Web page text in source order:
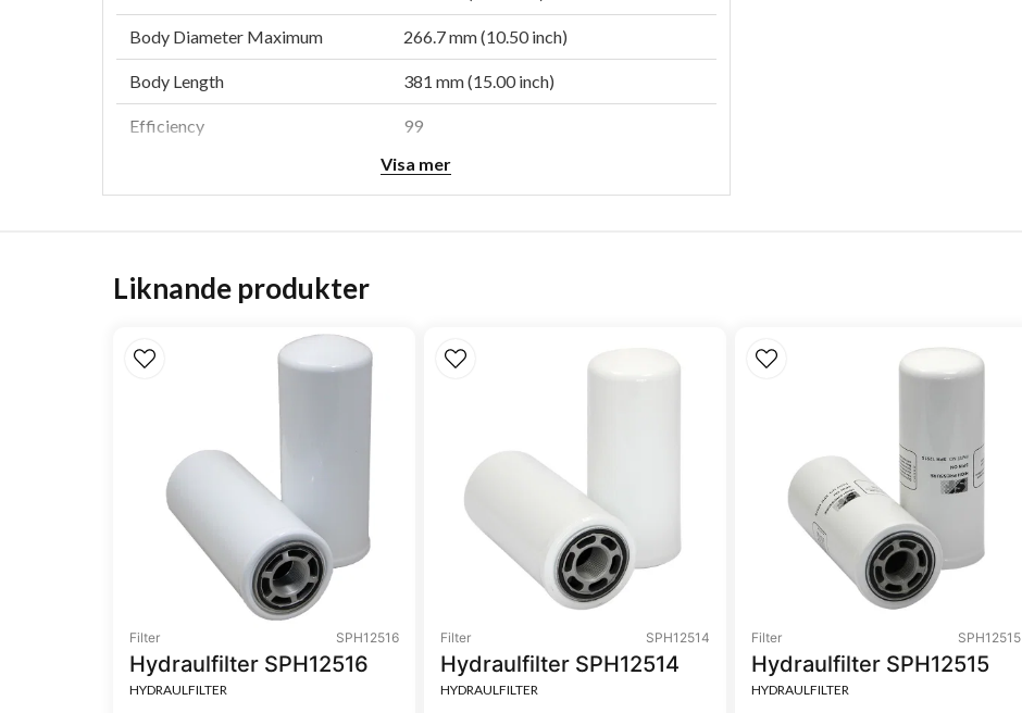
Body Diameter Maximum 266.7 mm (10.50 inch)
Body Length 381 mm (15.00 inch)
Efficiency 99
ISO 5011
Rated Flow HR
Restriction LR 100 mm H2O (3.94 inch H2O)
Family
Media Type Cellulose, Treated
Visa mer
Liknande produkter
Filter SPH12516
Hydraulfilter SPH12516
HYDRAULFILTER
Filter SPH12514
Hydraulfilter SPH12514
HYDRAULFILTER
Filter SPH12515
Hydraulfilter SPH12515
HYDRAULFILTER